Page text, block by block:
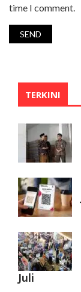
time I comment.
TERKINI
Juli